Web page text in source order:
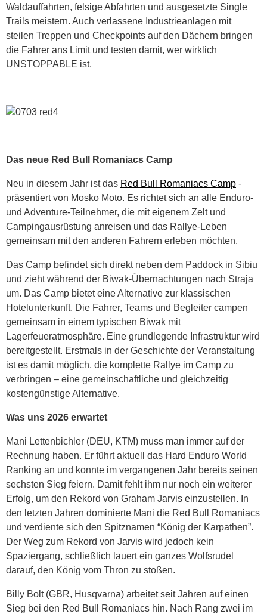
Waldauffahrten, felsige Abfahrten und ausgesetzte Single
Trails meistern. Auch verlassene Industrieanlagen mit
steilen Treppen und Checkpoints auf den Dächern bringen
die Fahrer ans Limit und testen damit, wer wirklich
UNSTOPPABLE ist.
Das neue Red Bull Romaniacs Camp
Neu in diesem Jahr ist das Red Bull Romaniacs Camp -
präsentiert von Mosko Moto. Es richtet sich an alle Enduro-
und Adventure-Teilnehmer, die mit eigenem Zelt und
Campingausrüstung anreisen und das Rallye-Leben
gemeinsam mit den anderen Fahrern erleben möchten.
Das Camp befindet sich direkt neben dem Paddock in Sibiu
und zieht während der Biwak-Übernachtungen nach Straja
um. Das Camp bietet eine Alternative zur klassischen
Hotelunterkunft. Die Fahrer, Teams und Begleiter campen
gemeinsam in einem typischen Biwak mit
Lagerfeueratmosphäre. Eine grundlegende Infrastruktur wird
bereitgestellt. Erstmals in der Geschichte der Veranstaltung
ist es damit möglich, die komplette Rallye im Camp zu
verbringen – eine gemeinschaftliche und gleichzeitig
kostengünstige Alternative.
Was uns 2026 erwartet
Mani Lettenbichler (DEU, KTM) muss man immer auf der
Rechnung haben. Er führt aktuell das Hard Enduro World
Ranking an und konnte im vergangenen Jahr bereits seinen
sechsten Sieg feiern. Damit fehlt ihm nur noch ein weiterer
Erfolg, um den Rekord von Graham Jarvis einzustellen. In
den letzten Jahren dominierte Mani die Red Bull Romaniacs
und verdiente sich den Spitznamen “König der Karpathen”.
Der Weg zum Rekord von Jarvis wird jedoch kein
Spaziergang, schließlich lauert ein ganzes Wolfsrudel
darauf, den König vom Thron zu stoßen.
Billy Bolt (GBR, Husqvarna) arbeitet seit Jahren auf einen
Sieg bei den Red Bull Romaniacs hin. Nach Rang zwei im